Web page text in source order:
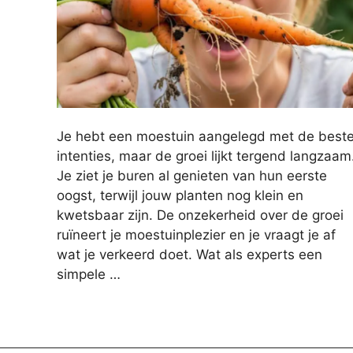
Je hebt een moestuin aangelegd met de
intenties, maar de groei lijkt tergend
Je ziet je buren al genieten van hun eerste
oogst, terwijl jouw planten nog klein en
kwetsbaar zijn. De onzekerheid over de groei
ruïneert je moestuinplezier en je vraagt je af
wat je verkeerd doet. Wat als experts een
simpele …